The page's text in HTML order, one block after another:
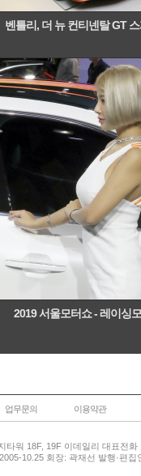
벤틀리, 더 뉴 컨티넨탈 GT
2019 서울모터쇼 - 레이싱
업무문의 이용약관
타워 18F, 19F 이데일리 대표전화
10.25 회장: 곽재선 발행·편